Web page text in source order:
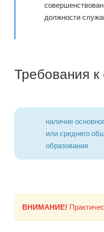
должности
Требования
наличие
или среднего
образования
ВНИМАНИЕ!